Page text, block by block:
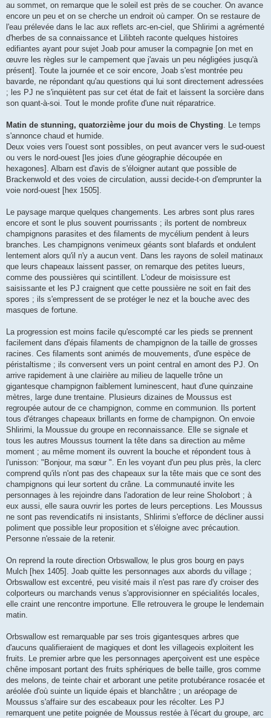
au sommet, on remarque que le soleil est près de se coucher. On avance
encore un peu et on se cherche un endroit où camper. On se restaure de
l'eau prélevée dans le lac aux reflets arc-en-ciel, que Shlirimi a agrémenté
d'herbes de sa connaissance et Lilibteh raconte quelques histoires
edifiantes ayant pour sujet Joab pour amuser la compagnie [on met en
œuvre les règles sur le campement que j'avais un peu négligées jusqu'à
présent]. Toute la journée et ce soir encore, Joab s'est montrée peu
bavarde, ne répondant qu'au questions qui lui sont directement adressées
; les PJ ne s'inquiètent pas sur cet état de fait et laissent la sorcière dans
son quant-à-soi. Tout le monde profite d'une nuit réparatrice.
Matin de stunning, quatorzième jour du mois de Chysting . Le temps
s'annonce chaud et humide.
Deux voies vers l'ouest sont possibles, on peut avancer vers le sud-ouest
ou vers le nord-ouest [les joies d'une géographie découpée en
hexagones]. Albarn est d'avis de s'éloigner autant que possible de
Brackenwold et des voies de circulation, aussi decide-t-on d'emprunter la
voie nord-ouest [hex 1505].
Le paysage marque quelques changements. Les arbres sont plus rares
encore et sont le plus souvent pourrissants ; ils portent de nombreux
champignons parasites et des filaments de mycélium pendent à leurs
branches. Les champignons venimeux géants sont blafards et ondulent
lentement alors qu'il n'y a aucun vent. Dans les rayons de soleil matinaux
que leurs chapeaux laissent passer, on remarque des petites lueurs,
comme des poussières qui scintillent. L'odeur de moisissure est
saisissante et les PJ craignent que cette poussière ne soit en fait des
spores ; ils s'empressent de se protéger le nez et la bouche avec des
masques de fortune.
La progression est moins facile qu'escompté car les pieds se prennent
facilement dans d'épais filaments de champignon de la taille de grosses
racines. Ces filaments sont animés de mouvements, d'une espèce de
péristaltisme ; ils conversent vers un point central en amont des PJ. On
arrive rapidement à une clairière au milieu de laquelle trône un
gigantesque champignon faiblement luminescent, haut d'une quinzaine
mètres, large dune trentaine. Plusieurs dizaines de Moussus est
regroupée autour de ce champignon, comme en communion. Ils portent
tous d'étranges chapeaux brillants en forme de champignon. On envoie
Shlirimi, la Moussue du groupe en reconnaissance. Elle se signale et
tous les autres Moussus tournent la tête dans sa direction au même
moment ; au même moment ils ouvrent la bouche et répondent tous à
l'unisson: "Bonjour, ma sœur ". En les voyant d'un peu plus près, la clerc
comprend qu'ils n'ont pas des chapeaux sur la tête mais que ce sont des
champignons qui leur sortent du crâne. La communauté invite les
personnages à les rejoindre dans l'adoration de leur reine Sholobort ; à
eux aussi, elle saura ouvrir les portes de leurs perceptions. Les Moussus
ne sont pas revendicatifs ni insistants, Shlirimi s'efforce de décliner aussi
poliment que possible leur proposition et s'éloigne avec précaution.
Personne n'essaie de la retenir.
On reprend la route direction Orbswallow, le plus gros bourg en pays
Mulch [hex 1405]. Joab quitte les personnages aux abords du village ;
Orbswallow est excentré, peu visité mais il n'est pas rare d'y croiser des
colporteurs ou marchands venus s'approvisionner en spécialités locales,
elle craint une rencontre importune. Elle retrouvera le groupe le lendemain
matin.
Orbswallow est remarquable par ses trois gigantesques arbres que
d'aucuns qualifieraient de magiques et dont les villageois exploitent les
fruits. Le premier arbre que les personnages aperçoivent est une espèce
chêne imposant portant des fruits sphériques de belle taille, gros comme
des melons, de teinte chair et arborant une petite protubérance rosacée et
aréolée d'où suinte un liquide épais et blanchâtre ; un aréopage de
Moussus s'affaire sur des escabeaux pour les récolter. Les PJ
remarquent une petite poignée de Moussus restée à l'écart du groupe, arc